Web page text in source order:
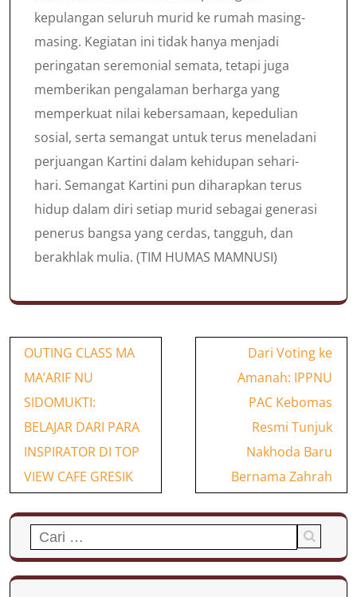
kepulangan seluruh murid ke rumah masing-
masing. Kegiatan ini tidak hanya menjadi
peringatan seremonial semata, tetapi juga
memberikan pengalaman berharga yang
memperkuat nilai kebersamaan, kepedulian
sosial, serta semangat untuk terus meneladani
perjuangan Kartini dalam kehidupan sehari-
hari. Semangat Kartini pun diharapkan terus
hidup dalam diri setiap murid sebagai generasi
penerus bangsa yang cerdas, tangguh, dan
berakhlak mulia. (TIM HUMAS MAMNUSI)
Navigasi
pos
OUTING CLASS MA
MA’ARIF NU
SIDOMUKTI:
BELAJAR DARI PARA
INSPIRATOR DI TOP
VIEW CAFE GRESIK
Dari Voting ke
Amanah: IPPNU
PAC Kebomas
Resmi Tunjuk
Nakhoda Baru
Bernama Zahrah
Cari
untuk: